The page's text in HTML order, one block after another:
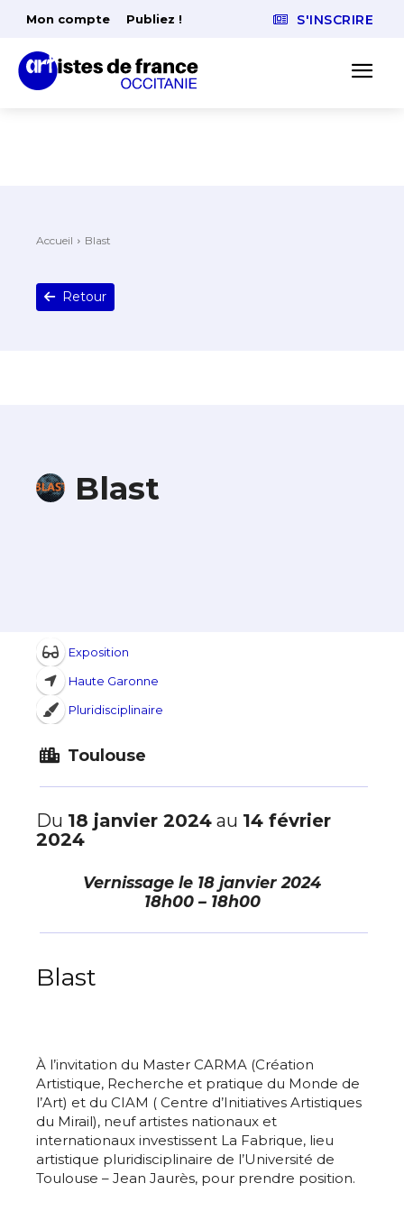
Mon compte Publiez ! S'INSCRIRE
Accueil Blast
Retour
Blast
Exposition
Haute Garonne
Pluridisciplinaire
Toulouse
Du 18 janvier 2024 au 14 février
2024
Vernissage le 18 janvier 2024
18h00 – 18h00
Blast
À l’invitation du Master CARMA (Création
Artistique, Recherche et pratique du Monde de
l’Art) et du CIAM ( Centre d’Initiatives Artistiques
du Mirail), neuf artistes nationaux et
internationaux investissent La Fabrique, lieu
artistique pluridisciplinaire de l’Université de
Toulouse – Jean Jaurès, pour prendre position.